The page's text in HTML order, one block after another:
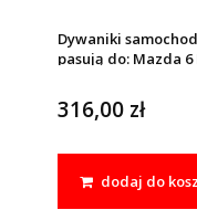
Dywaniki
pasują do: Mazda 6
316,00 zł
dodaj do